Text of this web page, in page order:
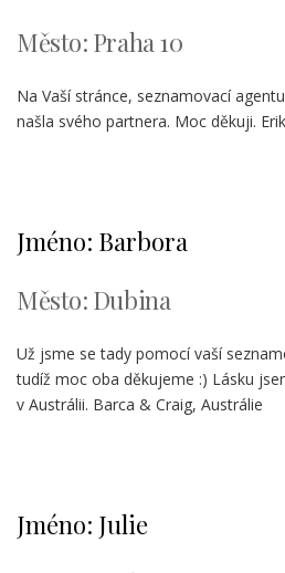
Město: Praha 10
Na Vaší stránce, seznamovací
našla svého partnera. Moc děkuji.
Jméno: Barbora
Město: Dubina
Už jsme se tady pomocí vaší
tudíž moc oba děkujeme :) Lásku
v Austrálii. Barca & Craig, Austrálie
Jméno: Julie